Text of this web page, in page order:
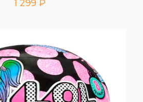
1 299 ₽